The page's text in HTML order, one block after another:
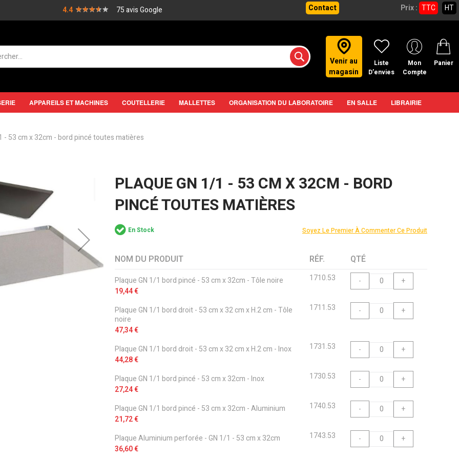
4.4 ★★★★★
★★★★★ 75 avis Google Contact Prix : TTC HT
Venir au
magasin
Liste
D’envies
Mon
Compte
Panier
APPAREILS ET MACHINES COUTELLERIE MALLETTES ORGANISATION DU LABORATOIRE EN SALLE LIBRAIRIE
- 53 cm x 32cm - bord pincé toutes matières
PLAQUE GN 1/1 - 53 CM X 32CM - BORD
PINCÉ TOUTES MATIÈRES
Soyez Le Premier À Commenter Ce Produit
En Stock
du
produit
NOM DU PRODUIT RÉF. QTÉ
Plaque GN 1/1 bord pincé - 53 cm x 32cm - Tôle noire
19,44 €
1710.53 - +
Plaque GN 1/1 bord droit - 53 cm x 32 cm x H.2 cm - Tôle
noire
47,34 €
1711.53 - +
Plaque GN 1/1 bord droit - 53 cm x 32 cm x H.2 cm - Inox
44,28 €
1731.53 - +
Plaque GN 1/1 bord pincé - 53 cm x 32cm - Inox
27,24 €
1730.53 - +
Plaque GN 1/1 bord pincé - 53 cm x 32cm - Aluminium
21,72 €
1740.53 - +
Plaque Aluminium perforée - GN 1/1 - 53 cm x 32cm
36,60 €
1743.53 - +